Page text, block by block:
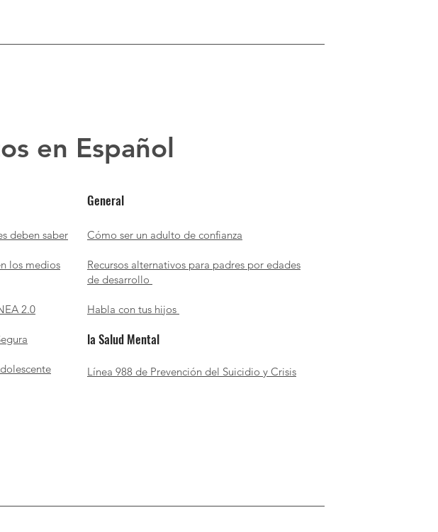
en Español
deben saber
los medios
2.0
General
Cómo ser un adulto de confianza
Recursos alternativos para padres por edades
de desarrollo
Habla con tus hijos
la Salud Mental
Línea 988 de Prevención del Suicidio y Crisis